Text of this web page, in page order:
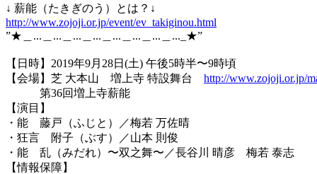
↓ 薪能（たきぎのう）とは？↓
http://www.zojoji.or.jp/event/ev_takiginou.html
”★＿...＿...＿...＿...＿...＿...＿...＿..._★”
【日時】2019年9月28日(土) 午後5時半〜9時頃
【会場】芝 大本山 増上寺 特設舞台 http://www.zojoji.or.jp/
第36回増上寺薪能
【演目】
・能 藤戸（ふじと）／梅若 万佐晴
・狂言 附子（ぶす）／山本 則俊
・能 乱（みだれ）〜双之舞〜／長谷川 晴彦 梅若 泰志
【情報保障】